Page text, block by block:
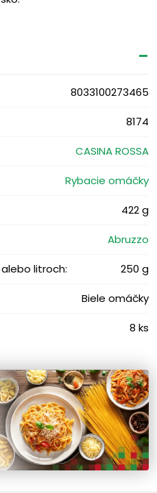
8033100273465
8174
CASINA ROSSA
Rybacie omáčky
422 g
Abruzzo
litroch: 250 g
Biele omáčky
8 ks